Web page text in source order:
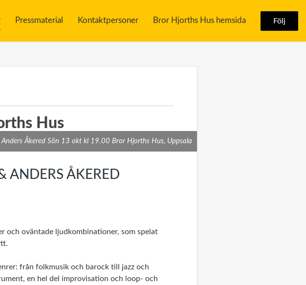
Pressmaterial Kontaktpersoner Bror Hjorths Hus hemsida Följ
Hus
Anders Åkered Sön 13 okt kl 19.00 Bror Hjorths Hus, Uppsala
ANDERS ÅKERED
och oväntade ljudkombinationer, som spelat
från folkmusik och barock till jazz och
en hel del improvisation och loop- och